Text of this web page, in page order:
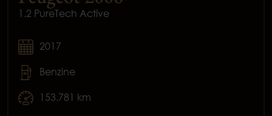
1.2 PureTech Active
2017
Benzine
153.781 km